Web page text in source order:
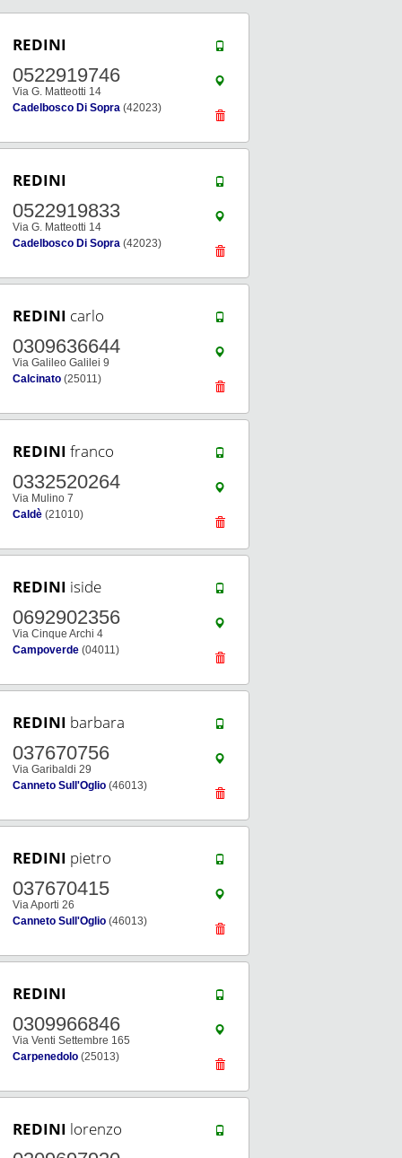
REDINI
0522919746
Via G. Matteotti 14
Cadelbosco Di Sopra (42023)
REDINI
0522919833
Via G. Matteotti 14
Cadelbosco Di Sopra (42023)
REDINI carlo
0309636644
Via Galileo Galilei 9
Calcinato (25011)
REDINI franco
0332520264
Via Mulino 7
Caldè (21010)
REDINI iside
0692902356
Via Cinque Archi 4
Campoverde (04011)
REDINI barbara
037670756
Via Garibaldi 29
Canneto Sull'Oglio (46013)
REDINI pietro
037670415
Via Aporti 26
Canneto Sull'Oglio (46013)
REDINI
0309966846
Via Venti Settembre 165
Carpenedolo (25013)
REDINI lorenzo